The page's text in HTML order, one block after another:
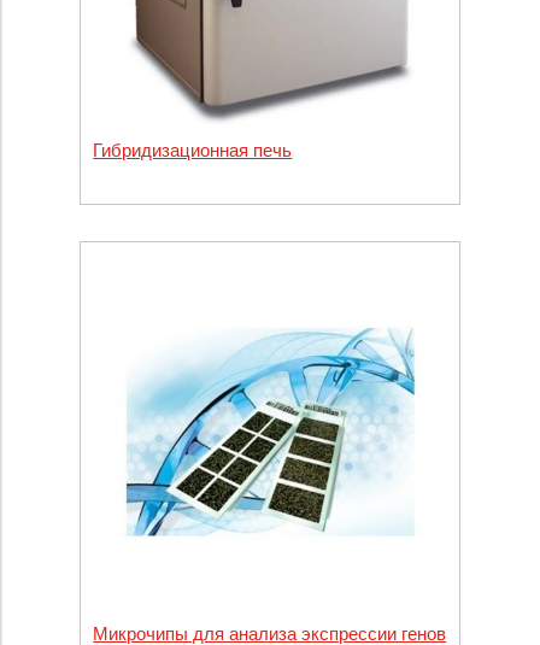
Гибридизационная печь
Микрочипы для анализа экспрессии генов